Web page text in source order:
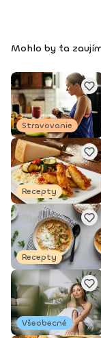
academy), Trnava, 2004 • Kurz tanečnej a
Mohlo by ťa
Stravovanie
Recepty
Recepty
Všeobecné